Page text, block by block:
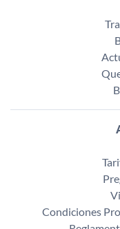
Condiciones